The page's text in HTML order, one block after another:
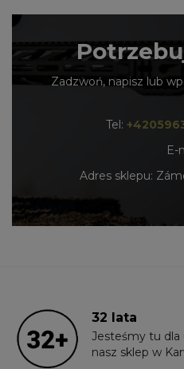
Zadzwoń, napisz lub
Tel:
E-
Adres sklepu:
32 lata
Jesteśmy tu dla
nasz sklep w